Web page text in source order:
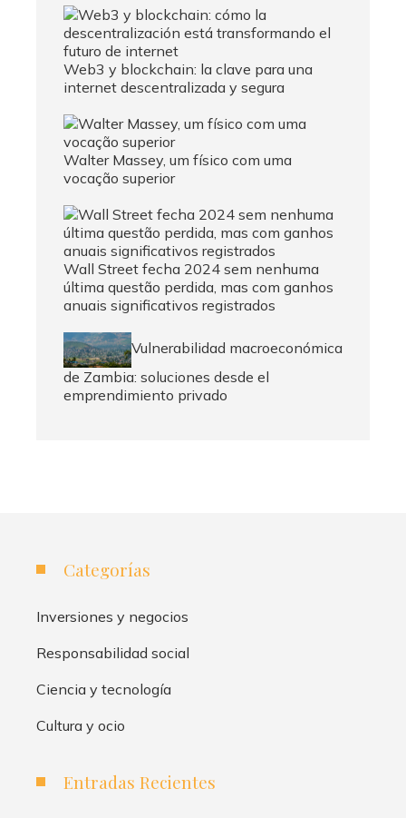
Web3 y blockchain: la clave para una
internet descentralizada y segura
Walter Massey, um físico com uma
vocação superior
Wall Street fecha 2024 sem nenhuma
última questão perdida, mas com ganhos
anuais significativos registrados
Vulnerabilidad macroeconómica
de Zambia: soluciones desde el
emprendimiento privado
Categorías
Inversiones y negocios
Responsabilidad social
Ciencia y tecnología
Cultura y ocio
Entradas Recientes